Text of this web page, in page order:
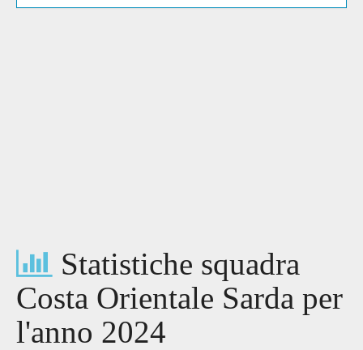
Statistiche squadra
Costa Orientale Sarda per
l'anno 2024